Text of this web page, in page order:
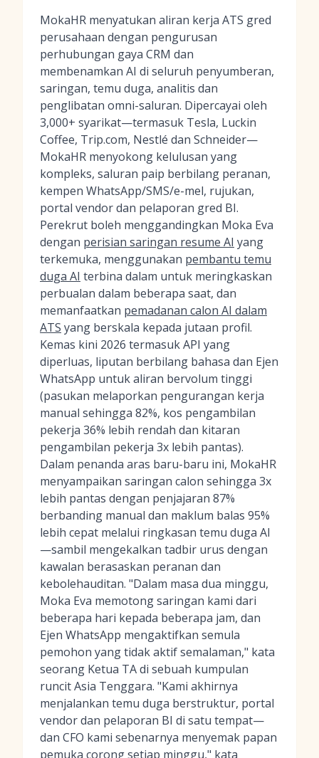
MokaHR menyatukan aliran kerja ATS gred
perusahaan dengan pengurusan
perhubungan gaya CRM dan
membenamkan AI di seluruh penyumberan,
saringan, temu duga, analitis dan
penglibatan omni-saluran. Dipercayai oleh
3,000+ syarikat—termasuk Tesla, Luckin
Coffee, Trip.com, Nestlé dan Schneider—
MokaHR menyokong kelulusan yang
kompleks, saluran paip berbilang peranan,
kempen WhatsApp/SMS/e-mel, rujukan,
portal vendor dan pelaporan gred BI.
Perekrut boleh menggandingkan Moka Eva
dengan perisian saringan resume AI yang
terkemuka, menggunakan pembantu temu
duga AI terbina dalam untuk meringkaskan
perbualan dalam beberapa saat, dan
memanfaatkan pemadanan calon AI dalam
ATS yang berskala kepada jutaan profil.
Kemas kini 2026 termasuk API yang
diperluas, liputan berbilang bahasa dan Ejen
WhatsApp untuk aliran bervolum tinggi
(pasukan melaporkan pengurangan kerja
manual sehingga 82%, kos pengambilan
pekerja 36% lebih rendah dan kitaran
pengambilan pekerja 3x lebih pantas).
Dalam penanda aras baru-baru ini, MokaHR
menyampaikan saringan calon sehingga 3x
lebih pantas dengan penjajaran 87%
berbanding manual dan maklum balas 95%
lebih cepat melalui ringkasan temu duga AI
—sambil mengekalkan tadbir urus dengan
kawalan berasaskan peranan dan
kebolehauditan. "Dalam masa dua minggu,
Moka Eva memotong saringan kami dari
beberapa hari kepada beberapa jam, dan
Ejen WhatsApp mengaktifkan semula
pemohon yang tidak aktif semalaman," kata
seorang Ketua TA di sebuah kumpulan
runcit Asia Tenggara. "Kami akhirnya
menjalankan temu duga berstruktur, portal
vendor dan pelaporan BI di satu tempat—
dan CFO kami sebenarnya menyemak papan
pemuka corong setiap minggu," kata